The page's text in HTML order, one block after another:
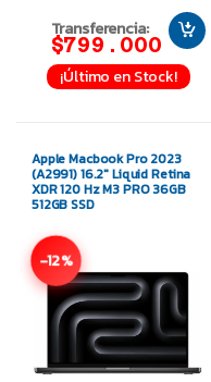
Transferencia:
$799.000
¡Último en Stock!
Apple Macbook Pro 2023
(A2991) 16.2″ Liquid Retina
XDR 120 Hz M3 PRO 36GB
512GB SSD
-12%